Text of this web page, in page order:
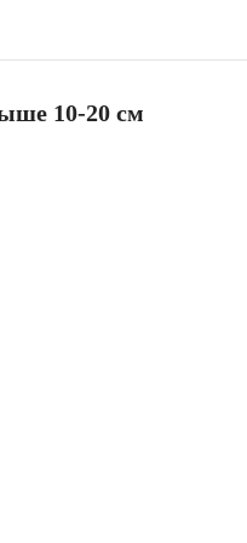
10-20 см